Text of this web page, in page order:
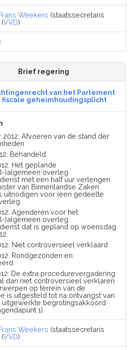
Weekers (staatssecretaris
(VVD)
Brief regering
van het Parlement
fiscale geheimhoudingsplicht
2012: Afvoeren van de stand der
Behandeld
Het geplande
)algemeen overleg
met een half uur verlengen
van Binnenlandse Zaken
uitnodigen voor (een gedeelte
Agenderen voor het
)algemeen overleg
dat is gepland op woensdag
Niet controversieel verklaard
Rondgezonden en
De extra procedurevergadering
dan niet controversieel verklaren
op terrein van de
is uitgesteld tot na ontvangst van
uitgewerkte begrotingsakkoord
1).
Weekers (staatssecretaris
(VVD)